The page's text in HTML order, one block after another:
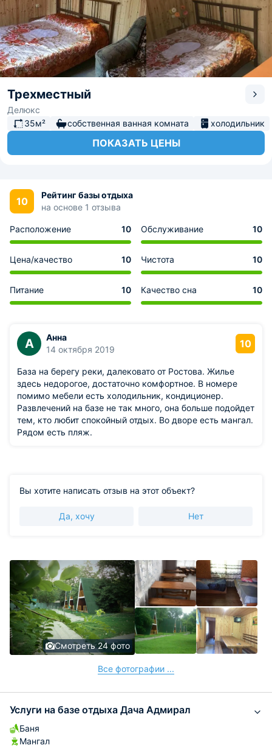
Трехместный
Делюкс
35м²
собственная ванная комната холодильник
ПОКАЗАТЬ ЦЕНЫ
10
Рейтинг базы отдыха
на основе 1 отзыва
Расположение 10 Обслуживание 10
Цена/качество 10 Чистота 10
Питание 10 Качество сна 10
А
Анна
14 октября 2019
10
База на берегу реки, далековато от Ростова. Жилье
здесь недорогое, достаточно комфортное. В номере
помимо мебели есть холодильник, кондиционер.
Развлечений на базе не так много, она больше подойдет
тем, кто любит спокойный отдых. Во дворе есть мангал.
Рядом есть пляж.
Вы хотите написать отзыв на этот объект?
Да, хочу Нет
Смотреть 24 фото
Все фотографии ...
Услуги на базе отдыха Дача Адмирал
Баня
Мангал